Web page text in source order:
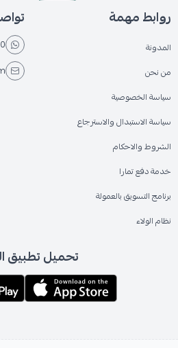
روابط مهمة
المدونة
من نحن
سياسة الخصوصية
سياسة الاستبدال والاسترجاع
الشروط والاحكام
خدمة دفع تمارا
برنامج التسويق بالعمولة
نظام الولاء
تحميل تطبيق